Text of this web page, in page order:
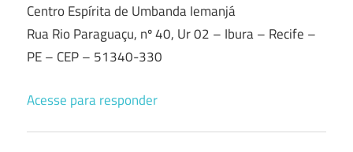
Centro Espírita de Umbanda Iemanjá
Rua Rio Paraguaçu, nº 40, Ur 02 – Ibura – Recife –
PE – CEP – 51340-330
Acesse para responder